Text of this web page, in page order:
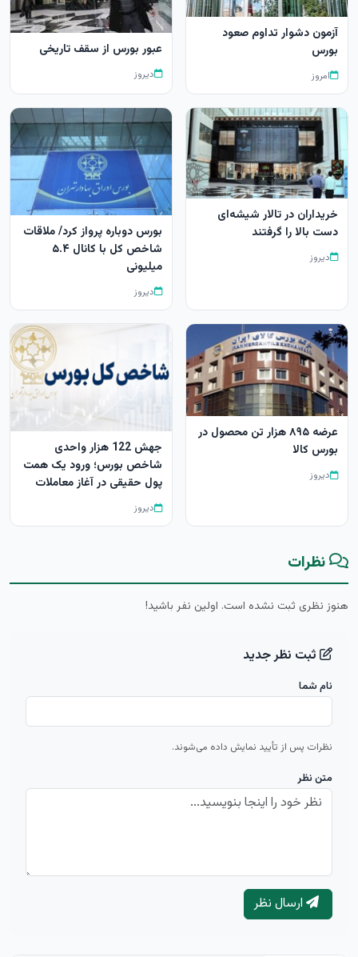
آزمون دشوار تداوم صعود
بورس
امروز
عبور بورس از سقف تاریخی
دیروز
خریداران در تالار شیشه‌ای
دست بالا را گرفتند
دیروز
بورس دوباره پرواز کرد/ ملاقات
شاخص کل با کانال ۵.۴
میلیونی
دیروز
عرضه ۸۹۵ هزار تن محصول در
بورس کالا
دیروز
جهش 122 هزار واحدی
شاخص بورس؛ ورود یک همت
پول حقیقی در آغاز معاملات
دیروز
نظرات
هنوز نظری ثبت نشده است. اولین نفر باشید!
ثبت نظر جدید
نام شما
نظرات پس از تأیید نمایش داده می‌شوند.
متن نظر
ارسال نظر